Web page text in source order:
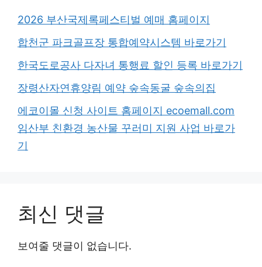
2026 부산국제록페스티벌 예매 홈페이지
합천군 파크골프장 통합예약시스템 바로가기
한국도로공사 다자녀 통행료 할인 등록 바로가기
장령산자연휴양림 예약 숲속동굴 숲속의집
에코이몰 신청 사이트 홈페이지 ecoemall.com
임산부 친환경 농산물 꾸러미 지원 사업 바로가
기
최신 댓글
보여줄 댓글이 없습니다.